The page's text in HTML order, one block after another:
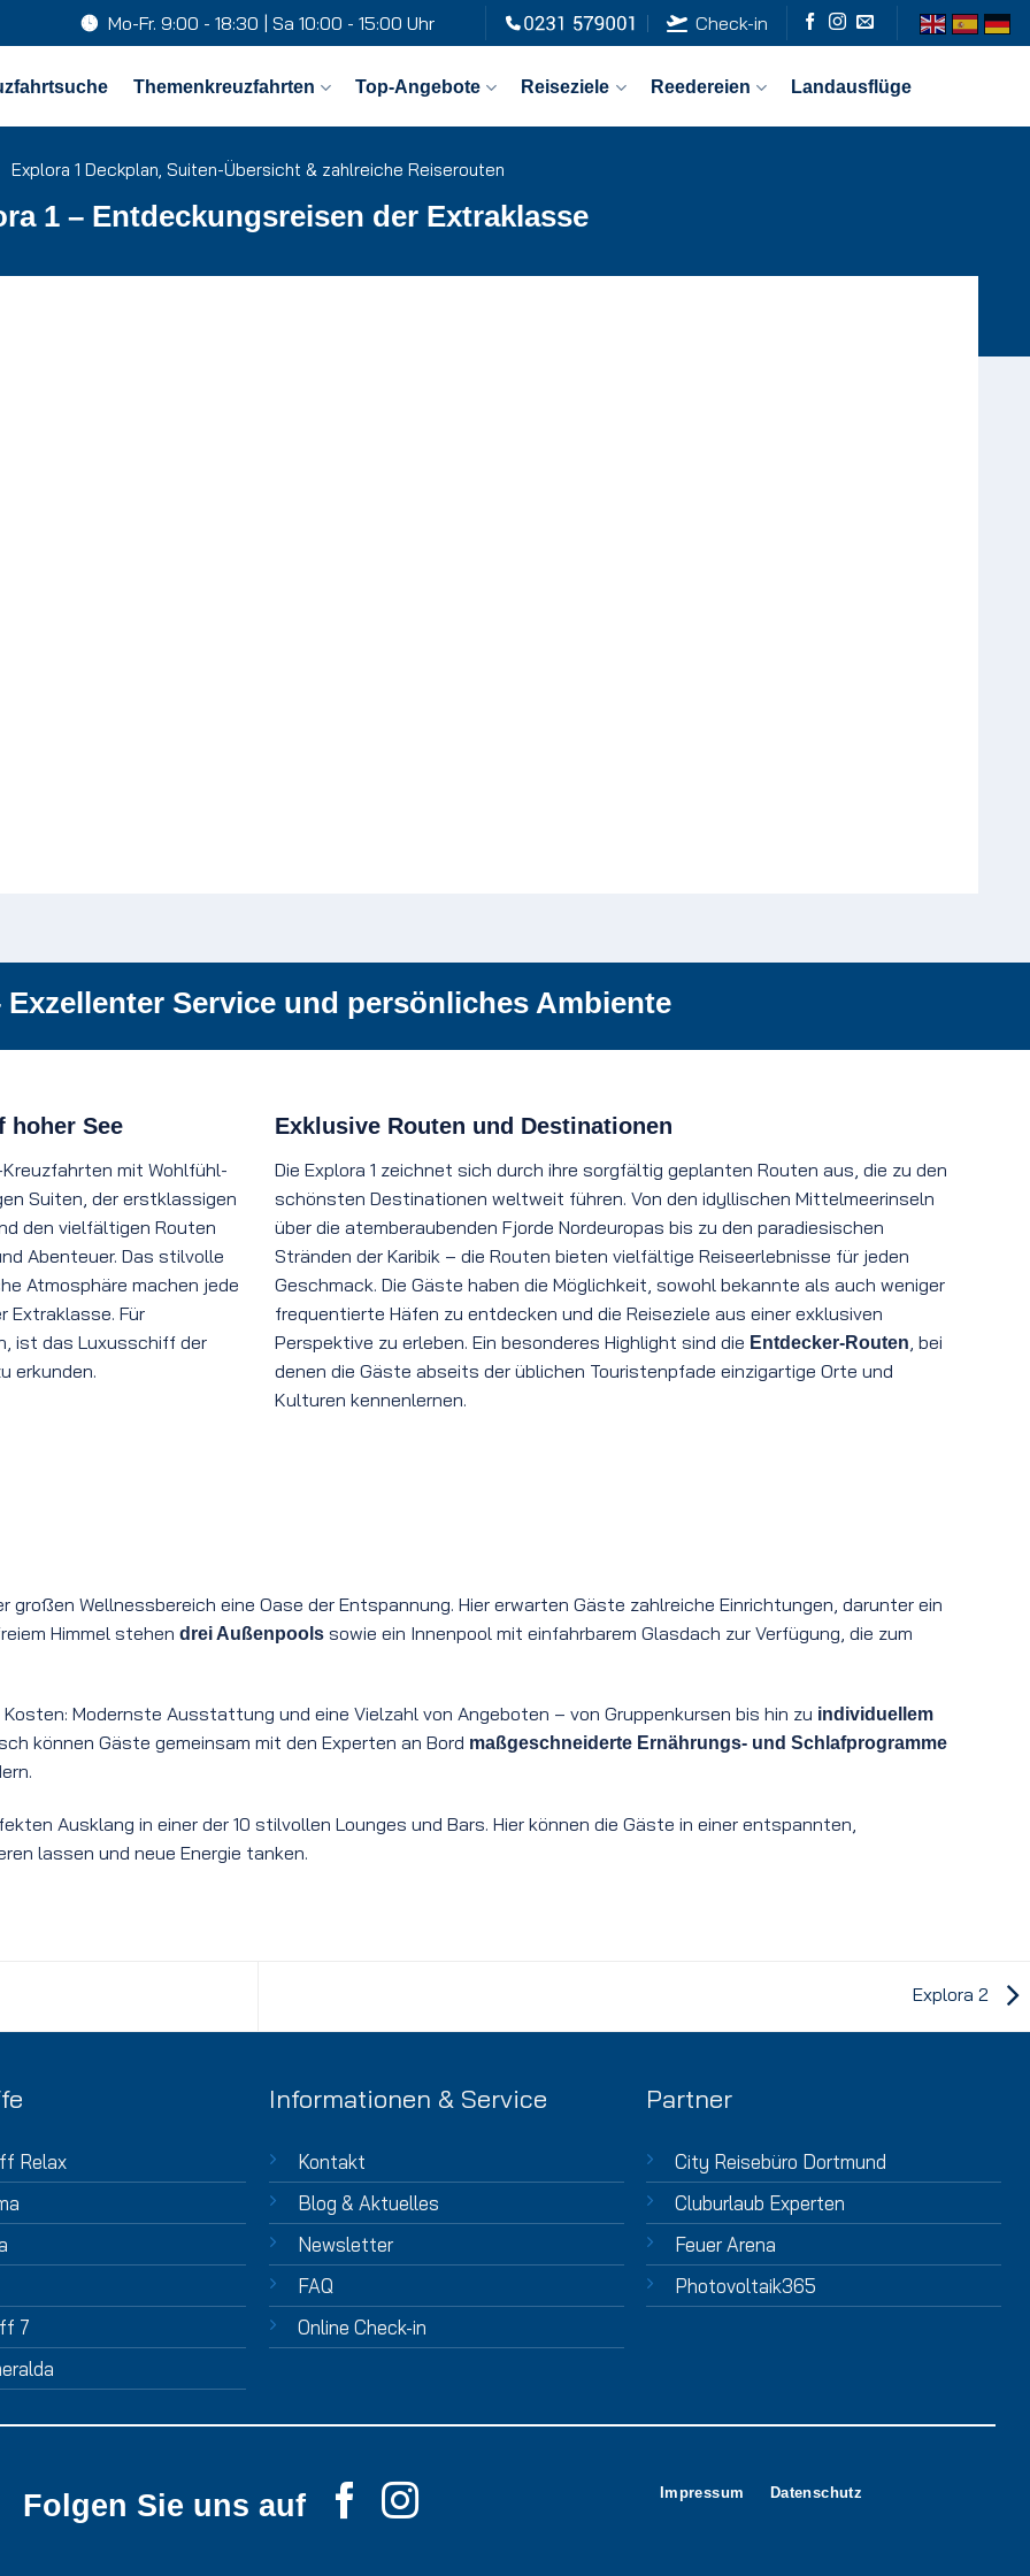
Mo-Fr. 9:00 - 18:30 | Sa 10:00 - 15:00 Uhr Check-in
Themenkreuzfahrten Top-Angebote Reiseziele Reedereien Landausflüge
Explora 1 Deckplan, Suiten-Übersicht & zahlreiche Reiserouten
1 – Entdeckungsreisen der Extraklasse
Exzellenter Service und persönliches Ambiente
hoher See
mit Wohlfühl-
Suiten, der erstklassigen
den vielfältigen Routen
Abenteuer. Das stilvolle
Atmosphäre machen jede
Extraklasse. Für
ist das Luxusschiff der
erkunden.
Exklusive Routen und Destinationen
Die Explora 1 zeichnet sich durch ihre sorgfältig geplanten Routen aus, die zu den
schönsten Destinationen weltweit führen. Von den idyllischen Mittelmeerinseln
über die atemberaubenden Fjorde Nordeuropas bis zu den paradiesischen
Stränden der Karibik – die Routen bieten vielfältige Reiseerlebnisse für jeden
Geschmack. Die Gäste haben die Möglichkeit, sowohl bekannte als auch weniger
frequentierte Häfen zu entdecken und die Reiseziele aus einer exklusiven
Perspektive zu erleben. Ein besonderes Highlight sind die Entdecker-Routen , bei
denen die Gäste abseits der üblichen Touristenpfade einzigartige Orte und
Kulturen kennenlernen.
großen Wellnessbereich eine Oase der Entspannung. Hier erwarten Gäste zahlreiche Einrichtungen, darunter ein
Himmel stehen drei Außenpools sowie ein Innenpool mit einfahrbarem Glasdach zur Verfügung, die zum
Modernste Ausstattung und eine Vielzahl von Angeboten – von Gruppenkursen bis hin zu individuellem
können Gäste gemeinsam mit den Experten an Bord maßgeschneiderte Ernährungs- und Schlafprogramme
Ausklang in einer der 10 stilvollen Lounges und Bars. Hier können die Gäste in einer entspannten,
lassen und neue Energie tanken.
Explora 2
Relax
7
Informationen & Service
Kontakt
Blog & Aktuelles
Newsletter
FAQ
Online Check-in
Partner
City Reisebüro Dortmund
Cluburlaub Experten
Feuer Arena
Photovoltaik365
Folgen Sie uns auf Impressum Datenschutz